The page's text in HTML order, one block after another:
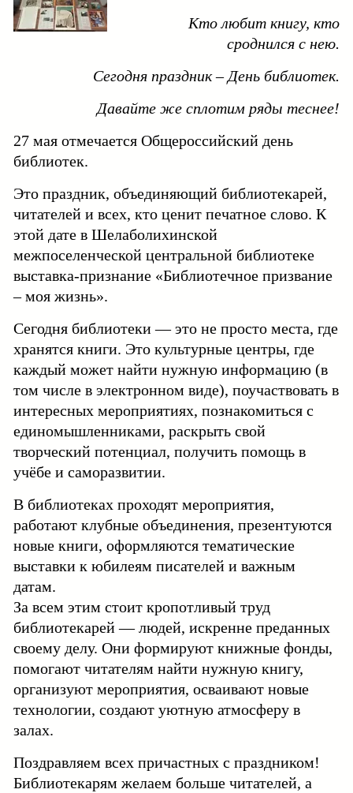
Кто любит книгу, кто
сроднился с нею.
Сегодня праздник – День библиотек.
Давайте же сплотим ряды теснее!
27 мая отмечается Общероссийский день
библиотек.
Это праздник, объединяющий библиотекарей,
читателей и всех, кто ценит печатное слово. К
этой дате в Шелаболихинской
межпоселенческой центральной библиотеке
выставка-признание «Библиотечное призвание
– моя жизнь».
Сегодня библиотеки — это не просто места, где
хранятся книги. Это культурные центры, где
каждый может найти нужную информацию (в
том числе в электронном виде), поучаствовать в
интересных мероприятиях, познакомиться с
единомышленниками, раскрыть свой
творческий потенциал, получить помощь в
учёбе и саморазвитии.
В библиотеках проходят мероприятия,
работают клубные объединения, презентуются
новые книги, оформляются тематические
выставки к юбилеям писателей и важным
датам.
За всем этим стоит кропотливый труд
библиотекарей — людей, искренне преданных
своему делу. Они формируют книжные фонды,
помогают читателям найти нужную книгу,
организуют мероприятия, осваивают новые
технологии, создают уютную атмосферу в
залах.
Поздравляем всех причастных с праздником!
Библиотекарям желаем больше читателей, а